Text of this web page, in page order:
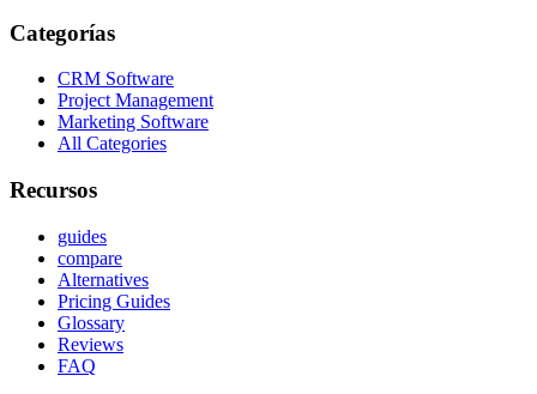
Categorías
CRM Software
Project Management
Marketing Software
All Categories
Recursos
guides
compare
Alternatives
Pricing Guides
Glossary
Reviews
FAQ